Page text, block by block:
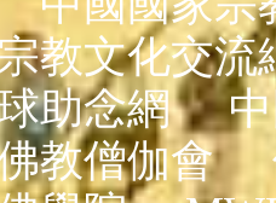
教文化交流
助念網
教僧伽會